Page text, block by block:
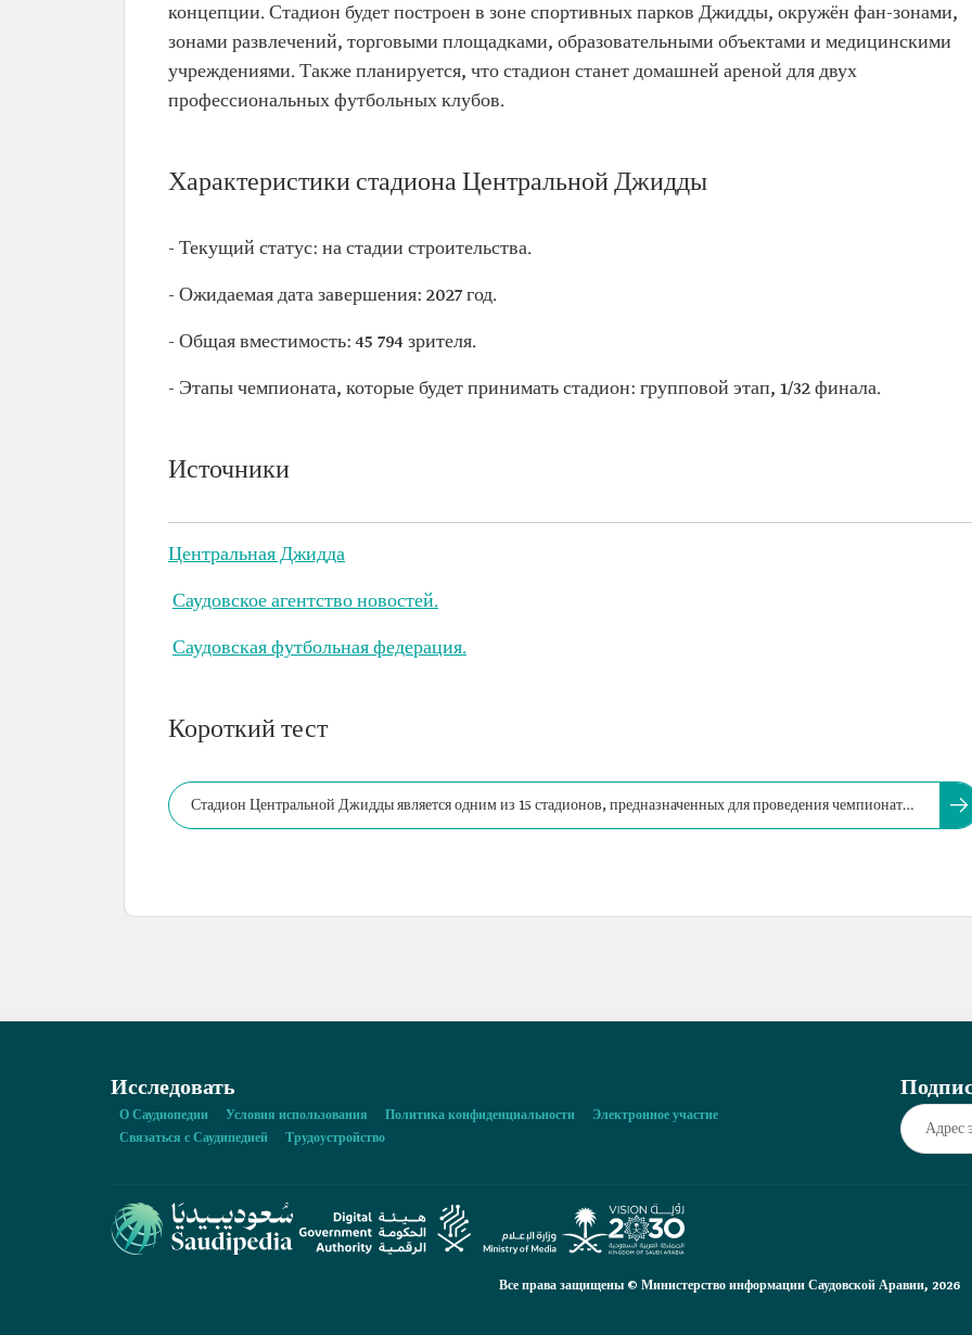
концепции. Стадион будет построен в зоне спортивных парков Джидды, окружён фан-зонами,
зонами развлечений, торговыми площадками, образовательными объектами и медицинскими
учреждениями. Также планируется, что стадион станет домашней ареной для двух
профессиональных футбольных клубов.
Характеристики стадиона Центральной Джидды
- Текущий статус: на стадии строительства.
- Ожидаемая дата завершения: 2027 год.
- Общая вместимость: 45 794 зрителя.
- Этапы чемпионата, которые будет принимать стадион: групповой этап, 1/32 финала.
Источники
Центральная Джидда
Саудовское агентство новостей.
Саудовская футбольная федерация.
Короткий тест
Стадион Центральной Джидды является одним из 15 стадионов, предназначенных для проведения чемпионата
Исследовать
О Саудиопедии Условия использования Политика конфиденциальности
Электронное участие
Связаться с Саудипедией
Трудоустройство
Все права защищены © Министерство информации Саудовской Аравии, 2026